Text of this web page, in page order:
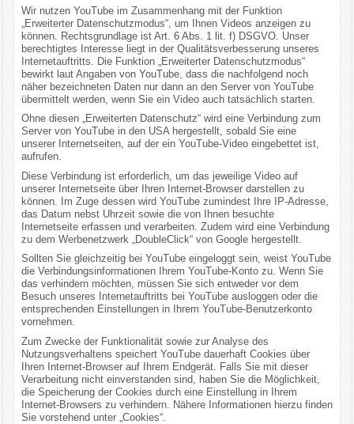
Wir nutzen YouTube im Zusammenhang mit der Funktion
„Erweiterter Datenschutzmodus“, um Ihnen Videos anzeigen zu
können. Rechtsgrundlage ist Art. 6 Abs. 1 lit. f) DSGVO. Unser
berechtigtes Interesse liegt in der Qualitätsverbesserung unseres
Internetauftritts. Die Funktion „Erweiterter Datenschutzmodus“
bewirkt laut Angaben von YouTube, dass die nachfolgend noch
näher bezeichneten Daten nur dann an den Server von YouTube
übermittelt werden, wenn Sie ein Video auch tatsächlich starten.
Ohne diesen „Erweiterten Datenschutz“ wird eine Verbindung zum
Server von YouTube in den USA hergestellt, sobald Sie eine
unserer Internetseiten, auf der ein YouTube-Video eingebettet ist,
aufrufen.
Diese Verbindung ist erforderlich, um das jeweilige Video auf
unserer Internetseite über Ihren Internet-Browser darstellen zu
können. Im Zuge dessen wird YouTube zumindest Ihre IP-Adresse,
das Datum nebst Uhrzeit sowie die von Ihnen besuchte
Internetseite erfassen und verarbeiten. Zudem wird eine Verbindung
zu dem Werbenetzwerk „DoubleClick“ von Google hergestellt.
Sollten Sie gleichzeitig bei YouTube eingeloggt sein, weist YouTube
die Verbindungsinformationen Ihrem YouTube-Konto zu. Wenn Sie
das verhindern möchten, müssen Sie sich entweder vor dem
Besuch unseres Internetauftritts bei YouTube ausloggen oder die
entsprechenden Einstellungen in Ihrem YouTube-Benutzerkonto
vornehmen.
Zum Zwecke der Funktionalität sowie zur Analyse des
Nutzungsverhaltens speichert YouTube dauerhaft Cookies über
Ihren Internet-Browser auf Ihrem Endgerät. Falls Sie mit dieser
Verarbeitung nicht einverstanden sind, haben Sie die Möglichkeit,
die Speicherung der Cookies durch eine Einstellung in Ihrem
Internet-Browsers zu verhindern. Nähere Informationen hierzu finden
Sie vorstehend unter „Cookies“.